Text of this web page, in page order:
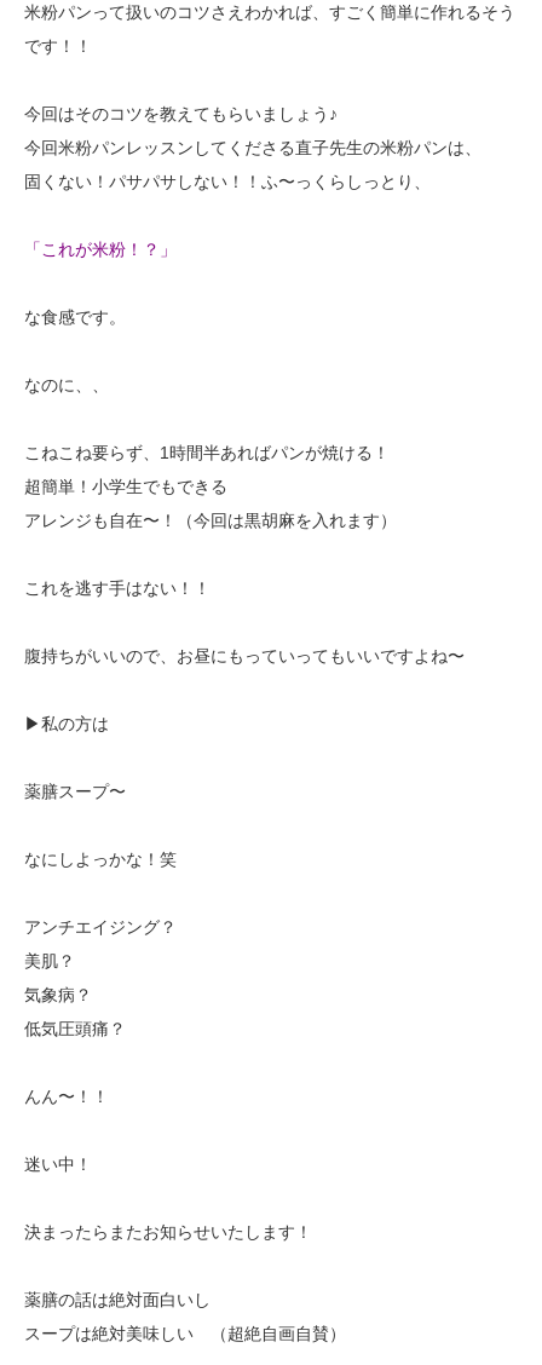
米粉パンって扱いのコツさえわかれば、すごく簡単に作れるそう
です！！
今回はそのコツを教えてもらいましょう♪
今回米粉パンレッスンしてくださる直子先生の米粉パンは、
固くない！パサパサしない！！ふ〜っくらしっとり、
「これが米粉！？」
な食感です。
なのに、、
こねこね要らず、1時間半あればパンが焼ける！
超簡単！小学生でもできる
アレンジも自在〜！（今回は黒胡麻を入れます）
これを逃す手はない！！
腹持ちがいいので、お昼にもっていってもいいですよね〜
▶︎私の方は
薬膳スープ〜
なにしよっかな！笑
アンチエイジング？
美肌？
気象病？
低気圧頭痛？
んん〜！！
迷い中！
決まったらまたお知らせいたします！
薬膳の話は絶対面白いし
スープは絶対美味しい （超絶自画自賛）